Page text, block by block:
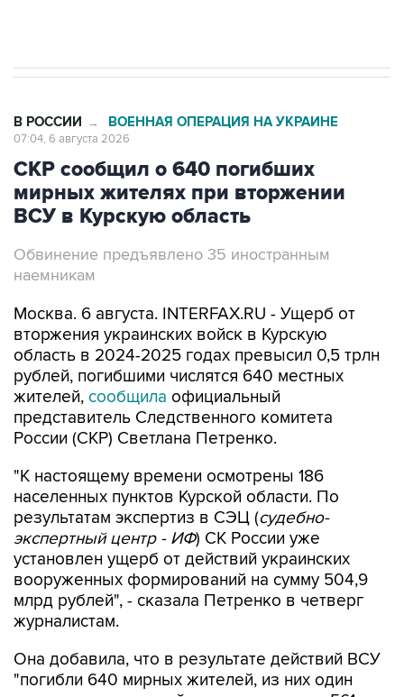
В РОССИИ → ВОЕННАЯ ОПЕРАЦИЯ НА УКРАИНЕ
07:04, 6 августа 2026
СКР сообщил о 640 погибших
мирных жителях при вторжении
ВСУ в Курскую область
Обвинение предъявлено 35 иностранным
наемникам
Москва. 6 августа. INTERFAX.RU - Ущерб от
вторжения украинских войск в Курскую
область в 2024-2025 годах превысил 0,5 трлн
рублей, погибшими числятся 640 местных
жителей, сообщила официальный
представитель Следственного комитета
России (СКР) Светлана Петренко.
"К настоящему времени осмотрены 186
населенных пунктов Курской области. По
результатам экспертиз в СЭЦ (судебно-
экспертный центр - ИФ) СК России уже
установлен ущерб от действий украинских
вооруженных формирований на сумму 504,9
млрд рублей", - сказала Петренко в четверг
журналистам.
Она добавила, что в результате действий ВСУ
"погибли 640 мирных жителей, из них один